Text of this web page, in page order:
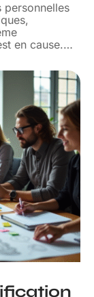
personnelles
en cause.…